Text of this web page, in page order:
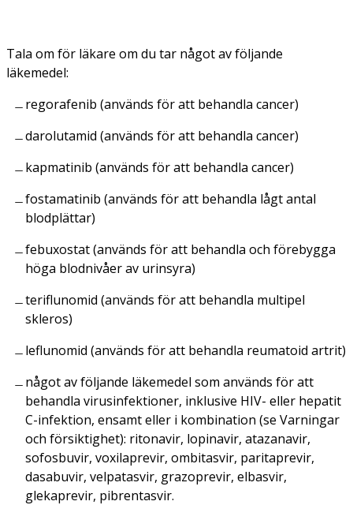
Tala om för läkare om du tar något av följande
läkemedel:
regorafenib (används för att behandla cancer)
darolutamid (används för att behandla cancer)
kapmatinib (används för att behandla cancer)
fostamatinib (används för att behandla lågt antal
blodplättar)
febuxostat (används för att behandla och förebygga
höga blodnivåer av urinsyra)
teriflunomid (används för att behandla multipel
skleros)
leflunomid (används för att behandla reumatoid artrit)
något av följande läkemedel som används för att
behandla virusinfektioner, inklusive HIV- eller hepatit
C-infektion, ensamt eller i kombination (se Varningar
och försiktighet): ritonavir, lopinavir, atazanavir,
sofosbuvir, voxilaprevir, ombitasvir, paritaprevir,
dasabuvir, velpatasvir, grazoprevir, elbasvir,
glekaprevir, pibrentasvir.